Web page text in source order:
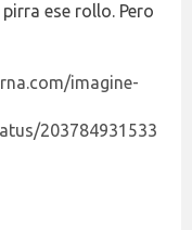
ese rollo. Pero
imagine-
203784931533